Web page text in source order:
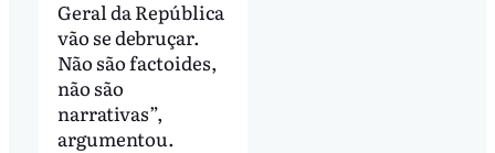
Geral da República
vão se debruçar.
Não são factoides,
não são
narrativas”,
argumentou.